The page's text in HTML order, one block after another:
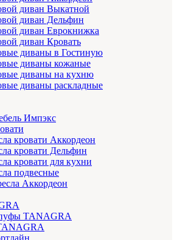
диван Выкатной
диван Дельфин
диван Еврокнижка
диван Кровать
диваны в Гостиную
диваны кожаные
диваны на кухню
диваны раскладные
Импэкс
кровати Аккордеон
кровати Дельфин
кровати для кухни
подвесные
Аккордеон
TANAGRA